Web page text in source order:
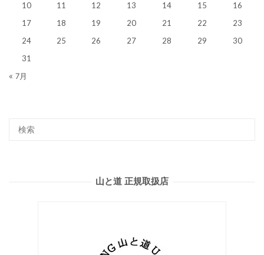
10 11 12 13 14 15
16
17
18 19 20 21 22
23
24
25 26 27 28 29
30
31
« 7月
山と道 正規取扱店